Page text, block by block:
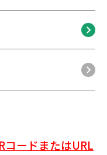
コードまたはURL